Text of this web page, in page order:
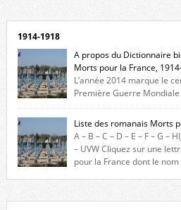
1914-1918
A propos du Dictionnaire
Morts pour la France,
L’année 2014 marque le
Première Guerre
biographique veut rendre hommage aux
France durant ce conflit. La base de
constituée des noms gravés sur les
l’Hôtel de Ville, du lycée du Dauphiné et
Liste des romanais Morts
A – B – C – D – E – F – G –
– UVW Cliquez sur une
pour la France dont le